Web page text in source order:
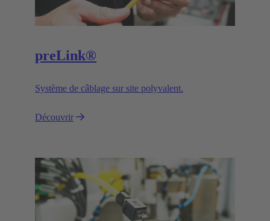
preLink®
Système de câblage sur site polyvalent.
Découvrir